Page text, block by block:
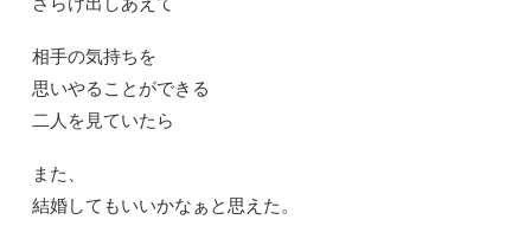
相手の気持ちを
思いやることができる
二人を見ていたら
また、
結婚してもいいかなぁと思えた。